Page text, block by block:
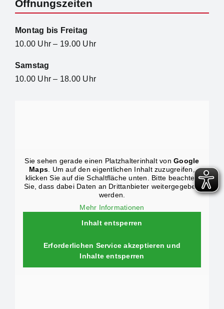
Sie sehen gerade einen Platzhalterinhalt vonGoogle
Maps . Um auf den eigentlichen Inhalt zuzugreifen,
klicken Sie auf die Schaltfläche unten. Bitte beachten
Sie, dass dabei Daten an Drittanbieter weitergegeben
werden.
Mehr Informationen
Inhalt entsperren
Erforderlichen Service akzeptieren und
Inhalte entsperren
Öffnungszeiten
Montag bis Freitag
10.00 Uhr – 19.00 Uhr
Samstag
10.00 Uhr – 18.00 Uhr